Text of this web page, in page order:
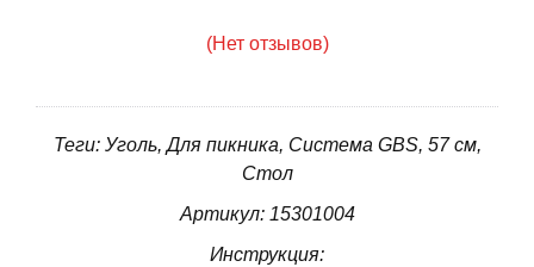
(Нет отзывов)
Теги: Уголь, Для пикника, Система GBS, 57 см,
Стол
Артикул: 15301004
Инструкция: